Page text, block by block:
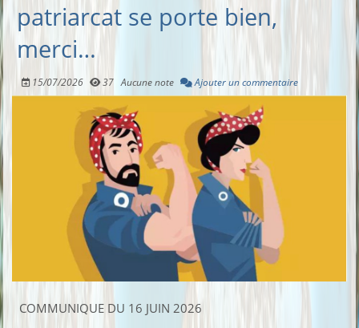
patriarcat se porte bien,
merci…
15/07/2026 37 Aucune note Ajouter un commentaire
COMMUNIQUE DU 16 JUIN 2026